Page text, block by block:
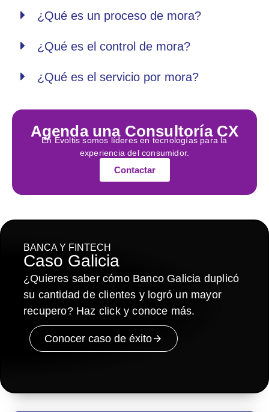
¿Qué es un proceso de mora?
¿Qué es el control de mora?
¿Qué es el servicio por mora?
Agenda una Consultoría CX
En Evoltis somos líderes en tecnologías para la
experiencia del consumidor.
Contactar
BANCA Y FINTECH
Caso Galicia
¿Quieres saber cómo Banco Galicia duplicó
su cantidad de clientes y logró un mayor
recupero? Haz click y conoce más.
Conocer caso de éxito